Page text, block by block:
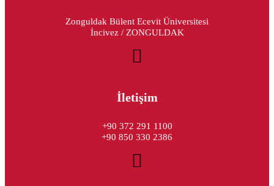
Zonguldak Bülent Ecevit Üniversitesi
İncivez / ZONGULDAK
İletişim
+90 372 291 1100
+90 850 330 2386